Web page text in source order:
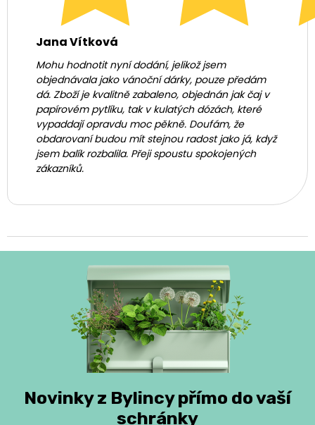
Jana Vítková
Mohu hodnotit nyní dodání, jelikož jsem
objednávala jako vánoční dárky, pouze předám
dá. Zboží je kvalitně zabaleno, objednán jak čaj v
papírovém pytlíku, tak v kulatých dózách, které
vypaddají opravdu moc pěkně. Doufám, že
obdarovaní budou mít stejnou radost jako já, když
jsem balík rozbalila. Přeji spoustu spokojených
zákazníků.
Novinky z Bylincy přímo do vaší
schránky